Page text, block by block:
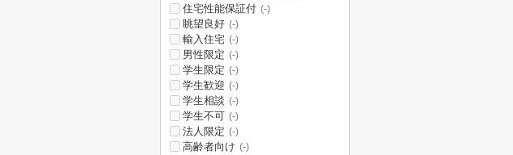
住宅性能保証付 (-)
眺望良好 (-)
輸入住宅 (-)
男性限定 (-)
学生限定 (-)
学生歓迎 (-)
学生相談 (-)
学生不可 (-)
法人限定 (-)
高齢者向け (-)